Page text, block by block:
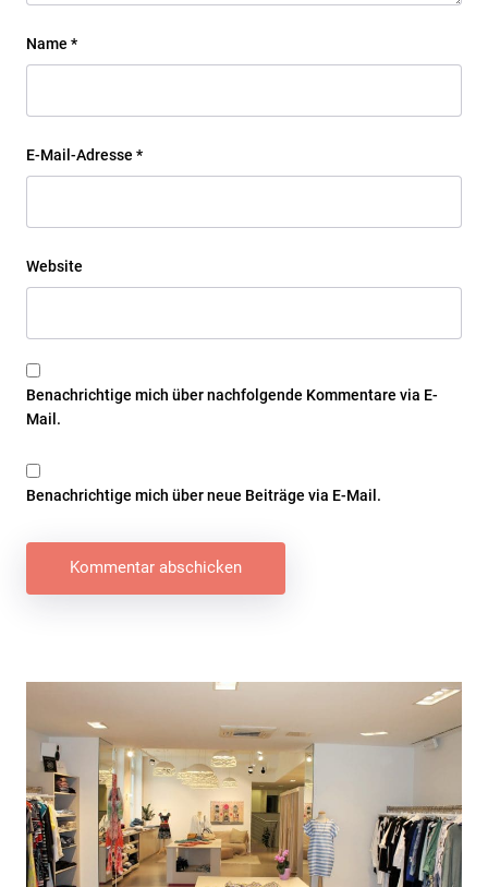
Name *
E-Mail-Adresse *
Website
Benachrichtige mich über nachfolgende Kommentare via E-
Mail.
Benachrichtige mich über neue Beiträge via E-Mail.